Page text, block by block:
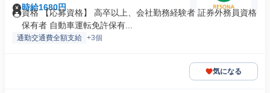
時給1680円
資格 【応募資格】 高卒以上、会社勤務経験者 証券外務員資格
保有者 自動車運転免許保有...
通勤交通費全額支給 +3個
気になる